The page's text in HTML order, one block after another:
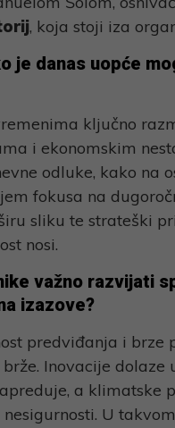
, koja stoji iza
je danas uopće
ključno
i ekonomskim
odluke, kako na
fokusa na
sliku te strateški
nosi.
važno razvijati
izazove?
predviđanja i brze
Inovacije dolaze
a klimatske
U